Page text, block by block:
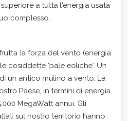
a tutta l'energia usata
complesso.
la forza del vento (energia
cosiddette 'pale eoliche'. Un
un antico mulino a vento. La
Paese, in termini di energia
MegaWatt annui. Gli
sul nostro territorio hanno